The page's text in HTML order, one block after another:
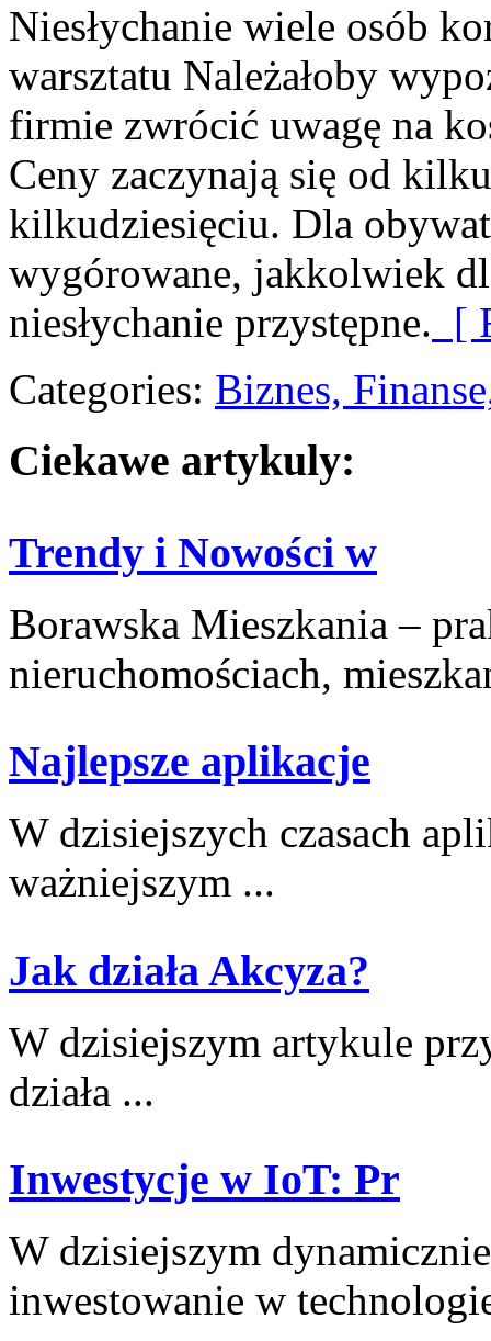
Niesłychanie wiele osób
warsztatu Należałoby
firmie zwrócić uwagę na
Ceny zaczynają się od
kilkudziesięciu. Dla
wygórowane, jakkolwiek
niesłychanie przystępne. [
Categories: Biznes,
Ciekawe artykuly:
Trendy i Nowości w
Borawska Mieszkania –
nieruchomościach,
Najlepsze aplikacje
W dzisiejszych czasach
ważniejszym ...
Jak działa Akcyza?
W dzisiejszym⁤ artykule
⁢działa ...
Inwestycje w IoT: Pr
W dzisiejszym
inwestowanie w‌